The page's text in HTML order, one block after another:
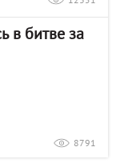
в битве за
8791